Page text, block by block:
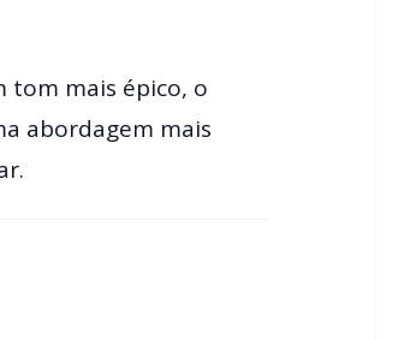
tom mais épico, o
abordagem mais